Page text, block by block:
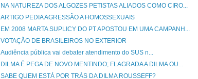
NA NATUREZA DOS ALGOZES PETISTAS ALIADOS COMO CIRO...
ARTIGO PEDIA AGRESSÃO A HOMOSSEXUAIS
EM 2008 MARTA SUPLICY DO PT APOSTOU EM UMA CAMPANH...
VOTAÇÃO DE BRASILEIROS NO EXTERIOR
Audiência pública vai debater atendimento do SUS n...
DILMA É PEGA DE NOVO MENTINDO; FLAGRADA A DILMA OU...
SABE QUEM ESTÁ POR TRÁS DA DILMA ROUSSEFF?